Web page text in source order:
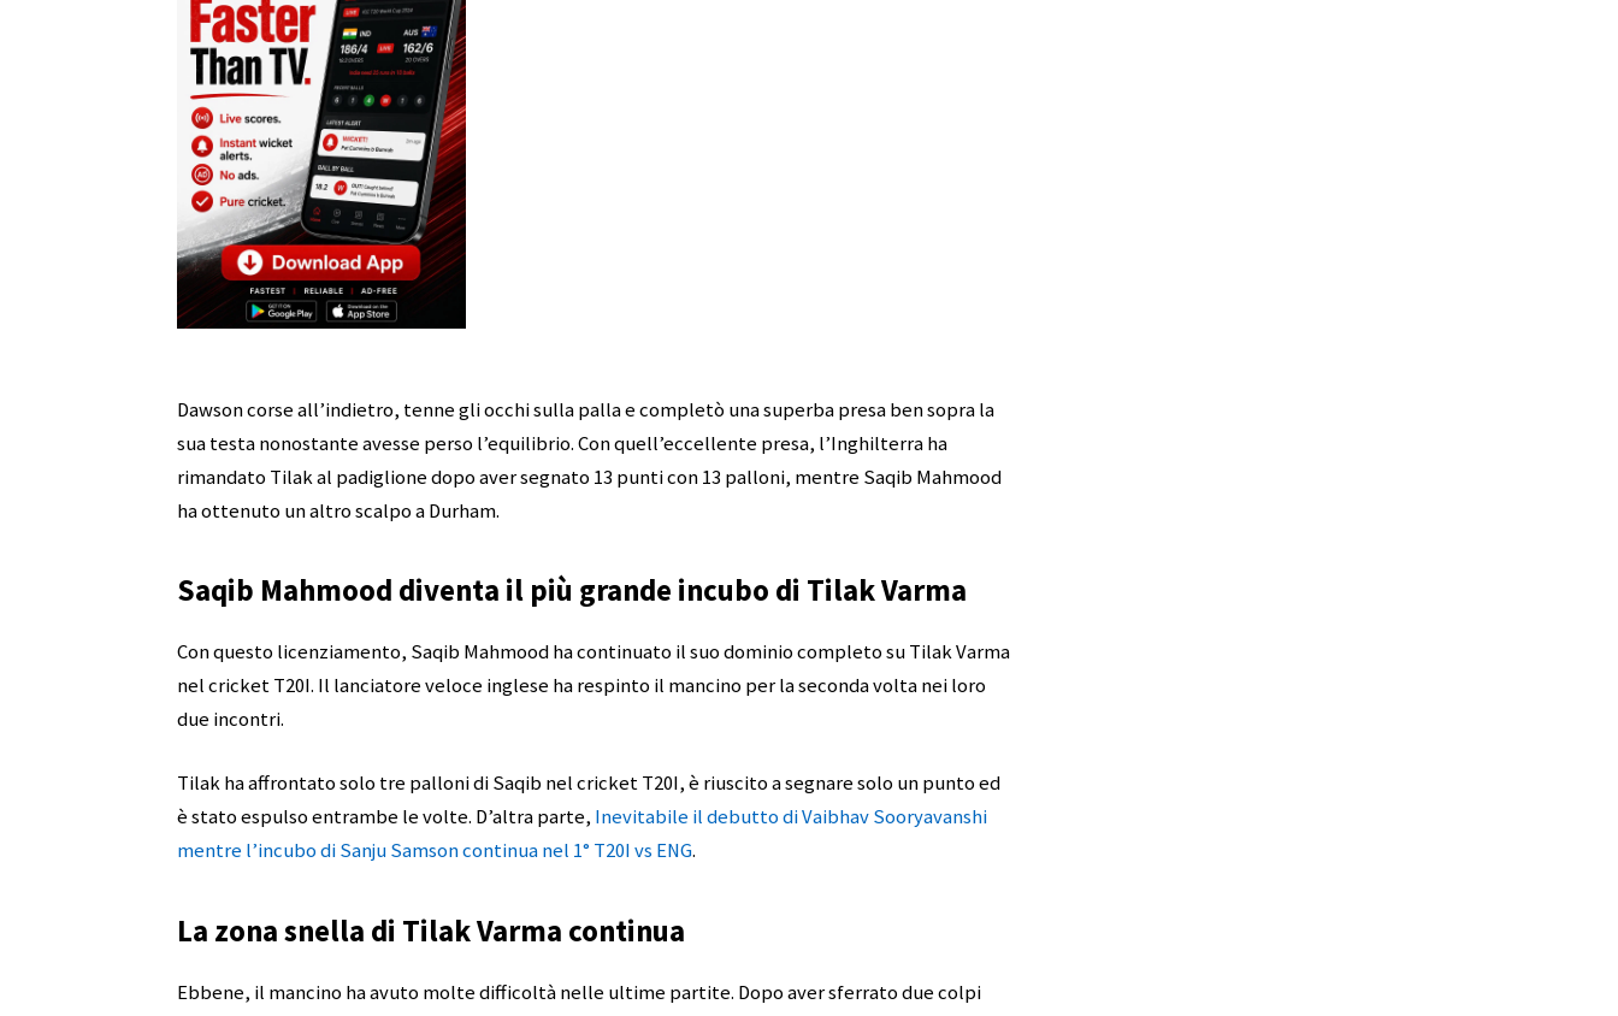
Dawson corse all’indietro, tenne gli occhi sulla palla e completò una superba presa ben sopra la
sua testa nonostante avesse perso l’equilibrio. Con quell’eccellente presa, l’Inghilterra ha
rimandato Tilak al padiglione dopo aver segnato 13 punti con 13 palloni, mentre Saqib Mahmood
ha ottenuto un altro scalpo a Durham.
Saqib Mahmood diventa il più grande incubo di Tilak Varma
Con questo licenziamento, Saqib Mahmood ha continuato il suo dominio completo su Tilak Varma
nel cricket T20I. Il lanciatore veloce inglese ha respinto il mancino per la seconda volta nei loro
due incontri.
Tilak ha affrontato solo tre palloni di Saqib nel cricket T20I, è riuscito a segnare solo un punto ed
è stato espulso entrambe le volte. D’altra parte, Inevitabile il debutto di Vaibhav Sooryavanshi
mentre l’incubo di Sanju Samson continua nel 1° T20I vs ENG.
La zona snella di Tilak Varma continua
Ebbene, il mancino ha avuto molte difficoltà nelle ultime partite. Dopo aver sferrato due colpi